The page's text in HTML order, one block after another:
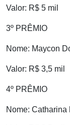
Valor: R$ 5 mil
3º PRÊMIO
Nome: Maycon
Valor: R$ 3,5 mil
4º PRÊMIO
Nome: